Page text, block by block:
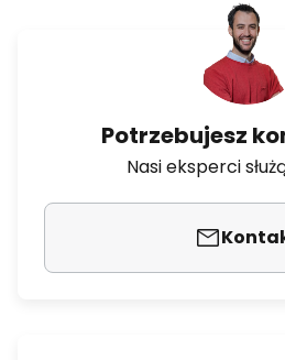
Potrzebujesz
Nasi eksperci